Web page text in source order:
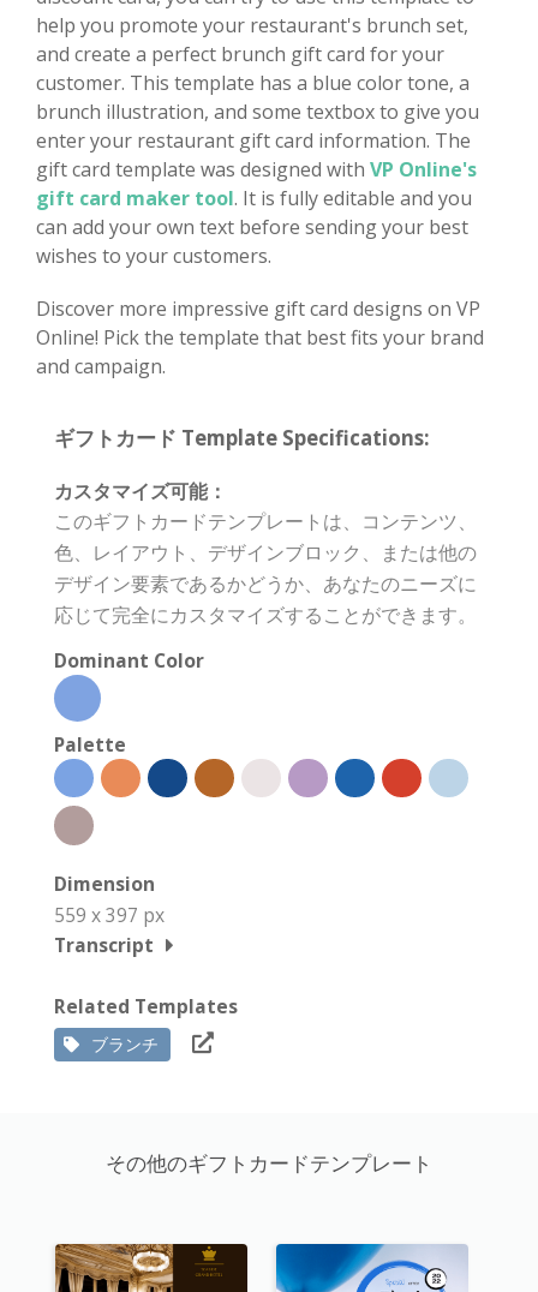
help you promote your restaurant's brunch set,
and create a perfect brunch gift card for your
customer. This template has a blue color tone, a
brunch illustration, and some textbox to give you
enter your restaurant gift card information. The
gift card template was designed with VP Online's
gift card maker tool. It is fully editable and you
can add your own text before sending your best
wishes to your customers.
Discover more impressive gift card designs on VP
Online! Pick the template that best fits your brand
and campaign.
ギフトカード Template Specifications:
カスタマイズ可能：
このギフトカードテンプレートは、コンテンツ、
色、レイアウト、デザインブロック、または他の
デザイン要素であるかどうか、あなたのニーズに
応じて完全にカスタマイズすることができます。
Dominant Color
Palette
Dimension
559 x 397 px
Transcript
Related Templates
ブランチ
その他のギフトカードテンプレート